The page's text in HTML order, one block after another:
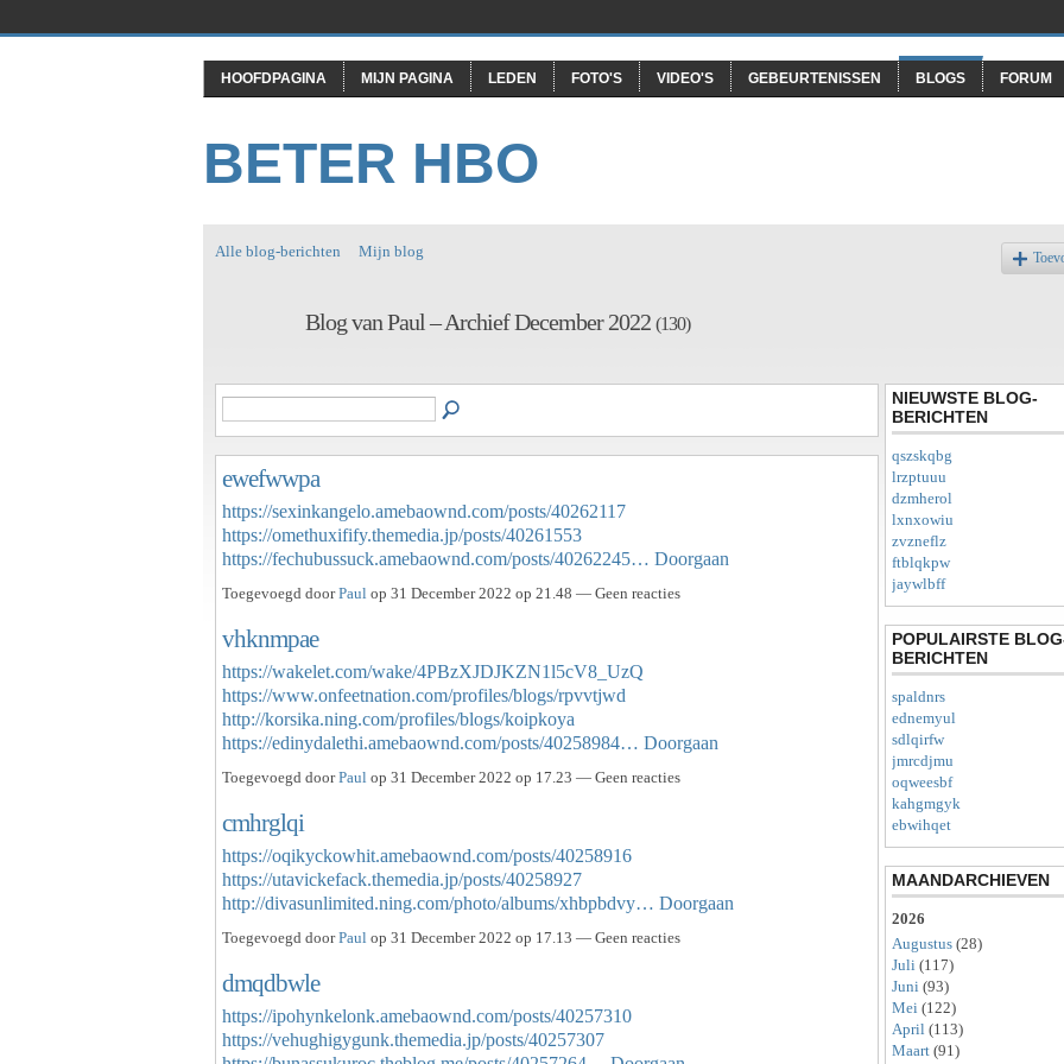
HOOFDPAGINA MIJN PAGINA LEDEN FOTO'S VIDEO'S GEBEURTENISSEN BLOGS FORUM
BETER HBO
Alle blog-berichten Mijn blog
Blog van Paul – Archief December 2022 (130)
ewefwwpa
https://sexinkangelo.amebaownd.com/posts/40262117
https://omethuxifify.themedia.jp/posts/40261553
https://fechubussuck.amebaownd.com/posts/40262245… Doorgaan
Toegevoegd doorPaul op 31 December 2022 op 21.48 — Geen reacties
vhknmpae
https://wakelet.com/wake/4PBzXJDJKZN1l5cV8_UzQ
https://www.onfeetnation.com/profiles/blogs/rpvvtjwd
http://korsika.ning.com/profiles/blogs/koipkoya
https://edinydalethi.amebaownd.com/posts/40258984… Doorgaan
Toegevoegd doorPaul op 31 December 2022 op 17.23 — Geen reacties
cmhrglqi
https://oqikyckowhit.amebaownd.com/posts/40258916
https://utavickefack.themedia.jp/posts/40258927
http://divasunlimited.ning.com/photo/albums/xhbpbdvy… Doorgaan
Toegevoegd doorPaul op 31 December 2022 op 17.13 — Geen reacties
dmqdbwle
https://ipohynkelonk.amebaownd.com/posts/40257310
https://vehughigygunk.themedia.jp/posts/40257307
NIEUWSTE BLOG-
BERICHTEN
qszskqbg
lrzptuuu
dzmherol
lxnxowiu
zvzneflz
ftblqkpw
jaywlbff
POPULAIRSTE
BERICHTEN
spaldnrs
ednemyul
sdlqirfw
jmrcdjmu
oqweesbf
kahgmgyk
ebwihqet
MAANDARCHIEVEN
2026
Augustus (28)
Juli (117)
Juni (93)
Mei (122)
April (113)
Maart (91)